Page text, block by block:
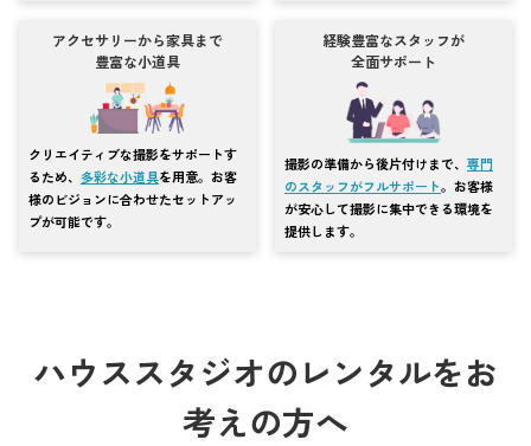
アクセサリーから家具まで
豊富な小道具
クリエイティブな撮影をサポートす
るため、 多彩な小道具を用意。お客
様のビジョンに合わせたセットアッ
プが可能です。
経験豊富なスタッフが
全面サポート
撮影の準備から後片付けまで、 専門
のスタッフがフルサポート。お客様
が安心して撮影に集中できる環境を
提供します。
ハウススタジオのレンタルをお
考えの方へ